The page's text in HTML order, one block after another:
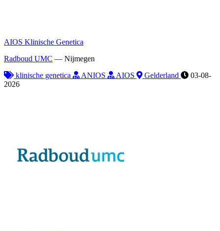
AIOS Klinische Genetica
Radboud UMC — Nijmegen
klinische genetica
ANIOS AIOS Gelderland
03-08-
2026